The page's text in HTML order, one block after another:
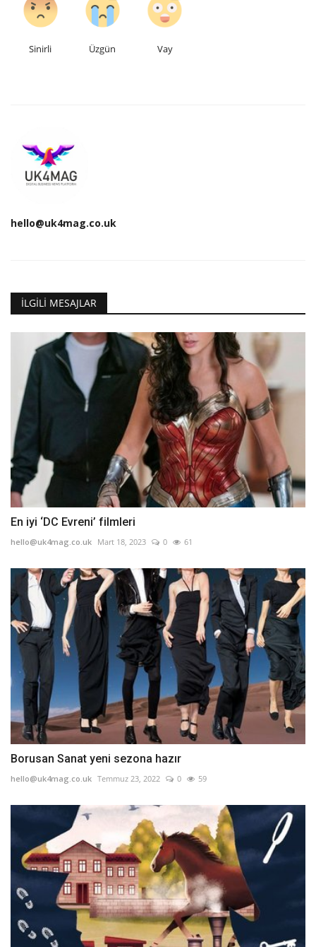
Sinirli Üzgün Vay
hello@uk4mag.co.uk
İLGILI MESAJLAR
En iyi ‘DC Evreni’ filmleri
hello@uk4mag.co.uk Mart 18, 2023 0 61
Borusan Sanat yeni sezona hazır
hello@uk4mag.co.uk Temmuz 23, 2022 0 59